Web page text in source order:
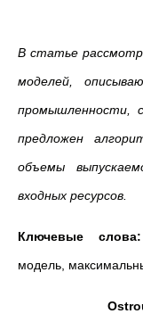
В статье
моделей,
промышленности,
предложен
объемы
входных ресурсов.
Ключевые слова:
модель,